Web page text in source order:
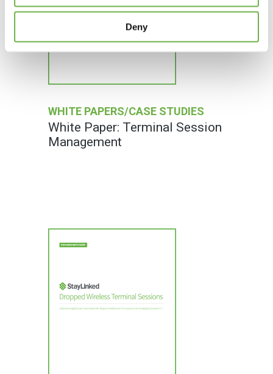
Deny
WHITE PAPERS/CASE STUDIES
White Paper: Terminal Session
Management